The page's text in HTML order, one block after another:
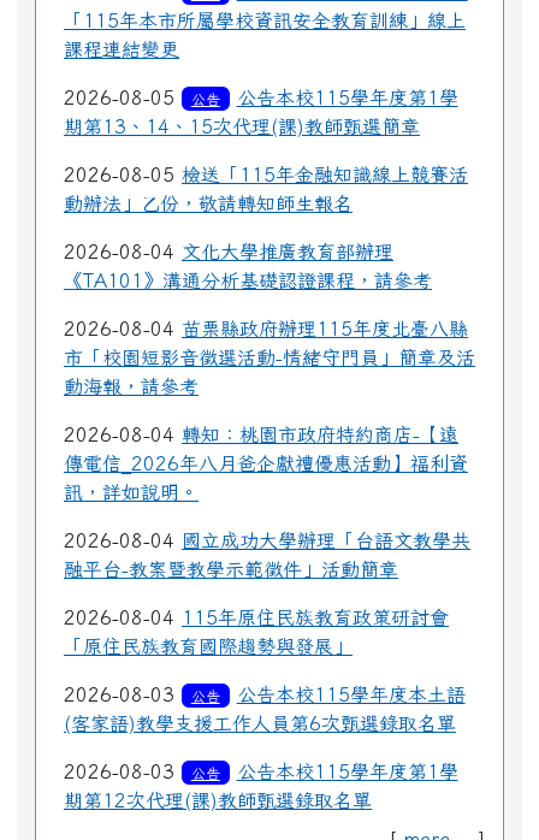
「115年本市所屬學校資訊安全教育訓練」線上
課程連結變更
2026-08-05 公告
公告本校115學年度第1學
期第13、14、15次代理(課)教師甄選簡章
2026-08-05 檢送「115年金融知識線上競賽活
動辦法」乙份，敬請轉知師生報名
2026-08-04 文化大學推廣教育部辦理
《TA101》溝通分析基礎認證課程，請參考
2026-08-04 苗栗縣政府辦理115年度北臺八縣
市「校園短影音徵選活動-情緒守門員」簡章及活
動海報，請參考
2026-08-04 轉知：桃園市政府特約商店-【遠
傳電信_2026年八月爸企獻禮優惠活動】福利資
訊，詳如說明。
2026-08-04 國立成功大學辦理「台語文教學共
融平台-教案暨教學示範徵件」活動簡章
2026-08-04 115年原住民族教育政策研討會
「原住民族教育國際趨勢與發展」
2026-08-03 公告
公告本校115學年度本土語
(客家語)教學支援工作人員第6次甄選錄取名單
2026-08-03 公告
公告本校115學年度第1學
期第12次代理(課)教師甄選錄取名單